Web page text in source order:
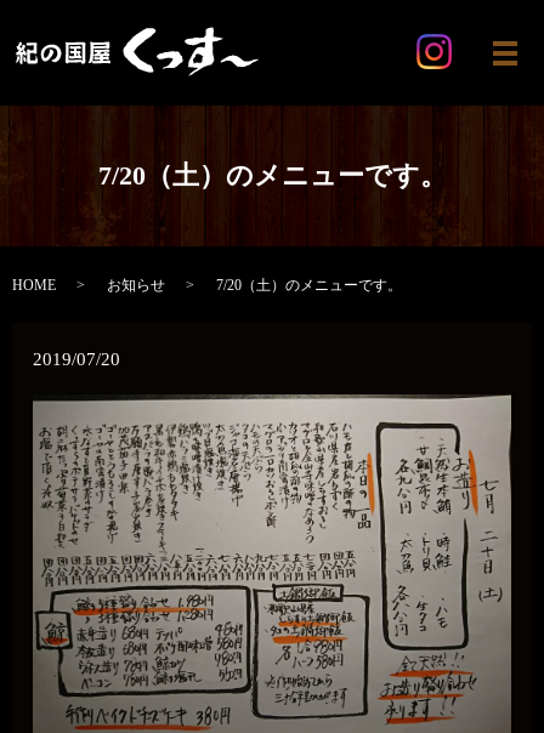
メ
7/20（土）のメニューです。
HOME お知らせ 7/20（土）のメニューです。
2019/07/20